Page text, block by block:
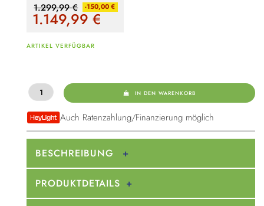
1.299,99 € -150,00 €
1.149,99€
ARTIKEL VERFÜGBAR
IN DEN WARENKORB
Auch Ratenzahlung/Finanzierung möglich
BESCHREIBUNG
PRODUKTDETAILS